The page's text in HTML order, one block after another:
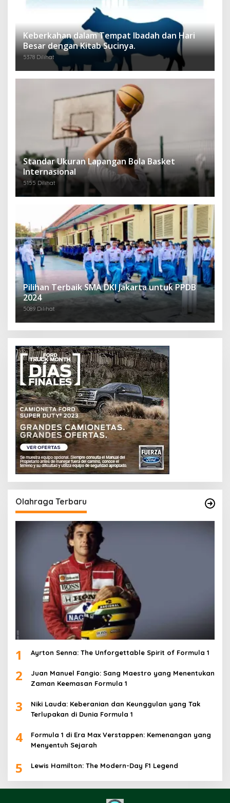
Keberkahan dalam Tempat Ibadah dan Hari
Besar dengan Kitab Sucinya.
5378 Dilihat
Standar Ukuran Lapangan Bola Basket
Internasional
5155 Dilihat
Pilihan Terbaik SMA DKI Jakarta untuk PPDB
2024
5089 Dilihat
Olahraga Terbaru
1 Ayrton Senna: The Unforgettable Spirit of Formula 1
2
Juan Manuel Fangio: Sang Maestro yang Menentukan
Zaman Keemasan Formula 1
3
Niki Lauda: Keberanian dan Keunggulan yang Tak
Terlupakan di Dunia Formula 1
4
Formula 1 di Era Max Verstappen: Kemenangan yang
Menyentuh Sejarah
5 Lewis Hamilton: The Modern-Day F1 Legend